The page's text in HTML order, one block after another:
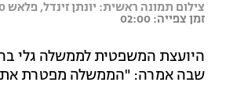
צילום תמונה ראשית: יונתן זינדל, פלאש 90
זמן צפייה: 02:00
היועצת המשפטית לממשלה גלי
שבה אמרה: "הממשלה מפטרת את